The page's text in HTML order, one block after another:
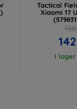
Tactical
Xiaomi 17
I lager